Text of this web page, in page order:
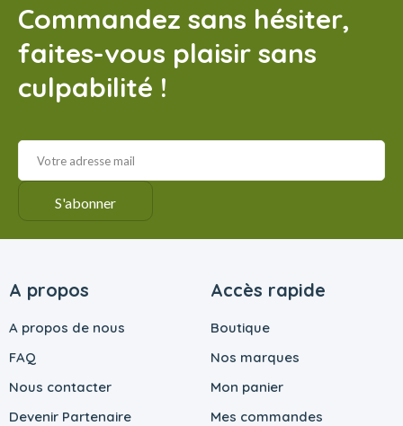
Commandez sans hésiter,
faites-vous plaisir sans
culpabilité !
A propos
A propos de nous
FAQ
Nous contacter
Devenir Partenaire
Accès rapide
Boutique
Nos marques
Mon panier
Mes commandes